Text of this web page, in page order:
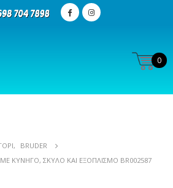
0
,
BRUDER
ΜΕ ΚΥΝΗΓΌ, ΣΚΎΛΟ ΚΑΙ ΕΞΟΠΛΙΣΜΌ BR002587